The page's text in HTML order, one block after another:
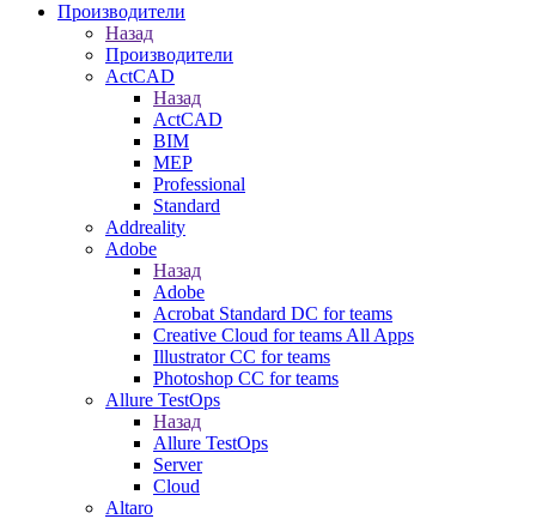
Производители
Назад
Производители
ActCAD
Назад
ActCAD
BIM
MEP
Professional
Standard
Addreality
Adobe
Назад
Adobe
Acrobat Standard DC for teams
Creative Cloud for teams All Apps
Illustrator CC for teams
Photoshop CC for teams
Allure TestOps
Назад
Allure TestOps
Server
Cloud
Altaro